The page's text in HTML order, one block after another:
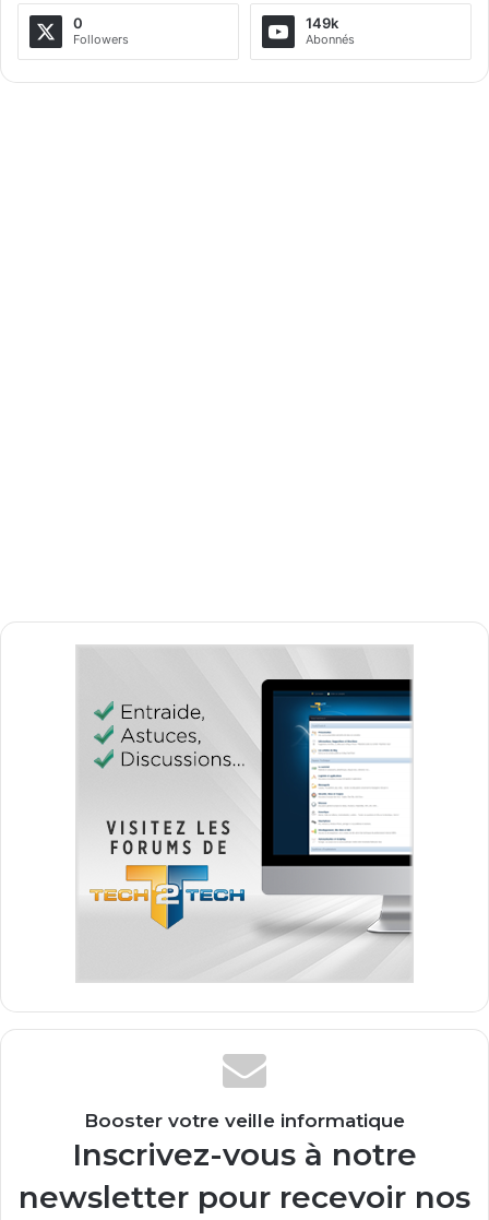
t
i
0
Followers
149k
Abonnés
Booster votre veille informatique
Inscrivez-vous à notre
newsletter pour recevoir nos